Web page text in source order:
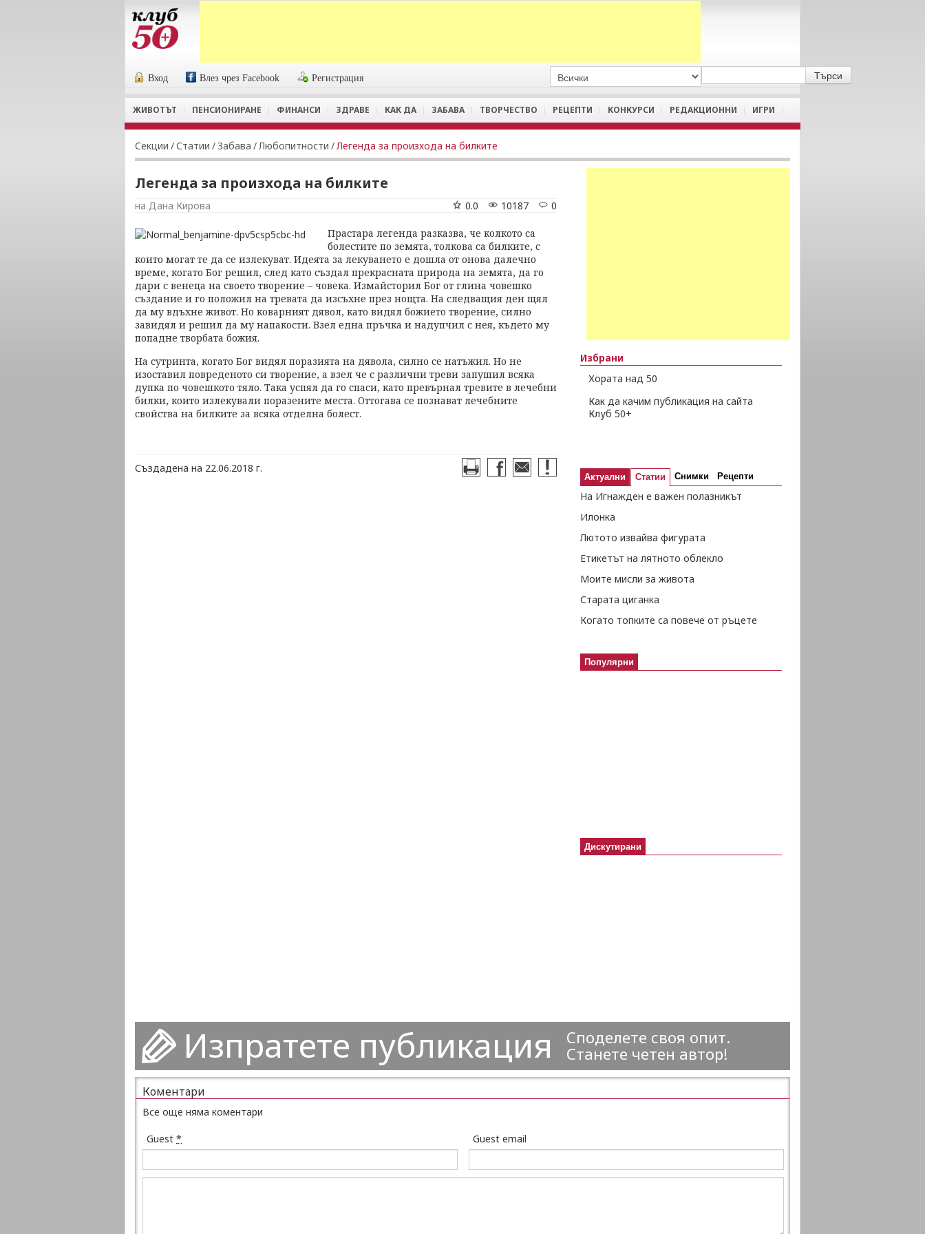
Вход Влез чрез Facebook Регистрация
ЖИВОТЪТ ПЕНСИОНИРАНЕ ФИНАНСИ ЗДРАВЕ КАК ДА ЗАБАВА ТВОРЧЕСТВО РЕЦЕПТИ КОНКУРСИ РЕДАКЦИОННИ ИГРИ
Секции /Статии / Забава /Любопитности /Легенда за произхода на билките
Легенда за произхода на билките
на Дана Кирова 0
10187
0.0
Прастара легенда разказва, че колкото са
болестите по земята, толкова са билките, с
които могат те да се излекуват. Идеята за лекуването е дошла от онова далечно
време, когато Бог решил, след като създал прекрасната природа на земята, да го
дари с венеца на своето творение – човека. Измайсторил Бог от глина човешко
създание и го положил на тревата да изсъхне през нощта. На следващия ден щял
да му вдъхне живот. Но коварният дявол, като видял божието творение, силно
завидял и решил да му напакости. Взел една пръчка и надупчил с нея, където му
попадне творбата божия.
На сутринта, когато Бог видял поразията на дявола, силно се натъжил. Но не
изоставил повреденото си творение, а взел че с различни треви запушил всяка
дупка по човешкото тяло. Така успял да го спаси, като превърнал тревите в лечебни
билки, които излекували поразените места. Оттогава се познават лечебните
свойства на билките за всяка отделна болест.
Създадена на 22.06.2018 г.
Избрани
Хората над 50
Как да качим публикация на сайта
Клуб 50+
Актуални Статии Снимки Рецепти
На Игнажден е важен полазникът
Илонка
Лютото извайва фигурата
Етикетът на лятното облекло
Моите мисли за живота
Старата циганка
Когато топките са повече от ръцете
Популярни
Дискутирани
Изпратете публикация
Споделете своя опит.
Станете четен автор!
Коментари
Все още няма коментари
Guest * Guest email